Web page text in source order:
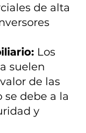
de alta
Los
suelen
de las
se debe a la
y